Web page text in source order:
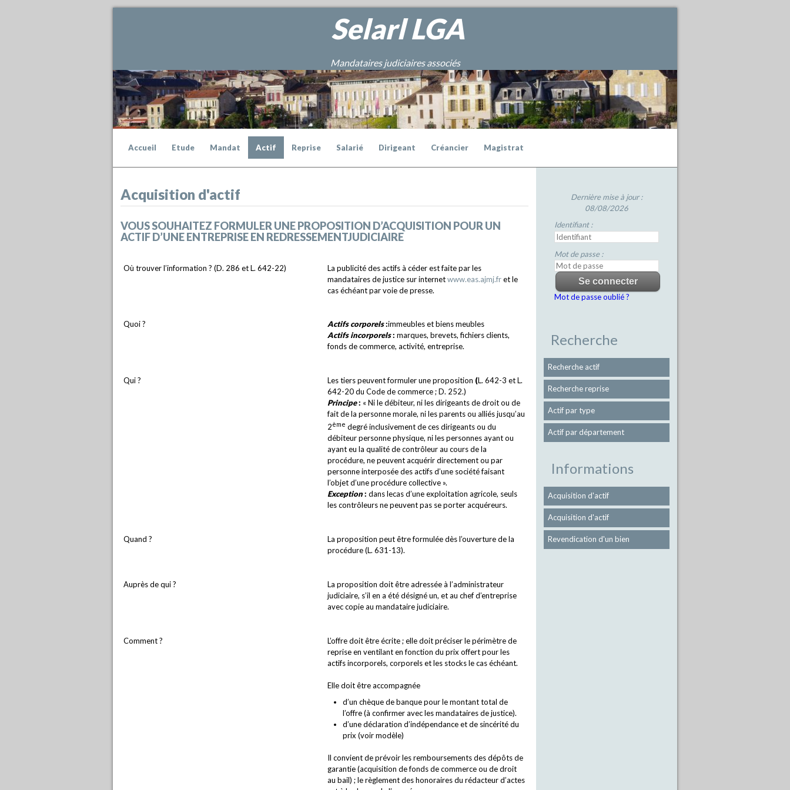
SelarlLGA
Mandataires judiciaires associés
Accueil Etude Mandat Actif Reprise Salarié Dirigeant Créancier Magistrat
Acquisition d'actif
VOUS SOUHAITEZ FORMULER UNE PROPOSITION D’ACQUISITION POUR UN
ACTIF D’UNE ENTREPRISE EN REDRESSEMENTJUDICIAIRE
Où trouver l’information ? (D. 286 et L. 642-22)
La publicité des actifs à céder est faite par les
mandataires de justice sur internetwww.eas.ajmj.fret le
cas échéant par voie de presse.
Quoi ? Actifs corporels:immeubles et biens meubles
Actifs incorporels: marques, brevets, fichiers clients,
fonds de commerce, activité, entreprise.
Qui ? Les tiers peuvent formuler une proposition (L. 642-3 et L.
642-20 du Code de commerce ; D. 252.)
Principe: « Ni le débiteur, ni les dirigeants de droit ou de
fait de la personne morale, ni les parents ou alliés jusqu’au
2ème degré inclusivement de ces dirigeants ou du
débiteur personne physique, ni les personnes ayant ou
ayant eu la qualité de contrôleur au cours de la
procédure, ne peuvent acquérir directement ou par
personne interposée des actifs d’une société faisant
l’objet d’une procédure collective ».
Exception: dans lecas d’une exploitation agricole, seuls
les contrôleurs ne peuvent pas se porter acquéreurs.
Quand ?
La proposition peut être formulée dès l’ouverture de la
procédure (L. 631-13).
Auprès de qui ?
La proposition doit être adressée à l’administrateur
judiciaire, s’il en a été désigné un, et au chef d’entreprise
avec copie au mandataire judiciaire.
Comment ?
L’offre doit être écrite ; elle doit préciser le périmètre de
reprise en ventilant en fonction du prix offert pour les
actifs incorporels, corporels et les stocks le cas échéant.
Elle doit être accompagnée
d’un chèque de banque pour le montant total de
l’offre (à confirmer avec les mandataires de justice).
d’une déclaration d’indépendance et de sincérité du
prix (voir modèle)
Il convient de prévoir les remboursements des dépôts de
garantie (acquisition de fonds de commerce ou de droit
au bail) ; le règlement des honoraires du rédacteur d’actes
Dernière mise à jour :
08/08/2026
Identifiant :
Mot de passe :
Mot de passe oublié ?
Recherche
Recherche actif
Recherche reprise
Actif par type
Actif par département
Informations
Acquisition d'actif
Acquisition d'actif
Revendication d'un bien